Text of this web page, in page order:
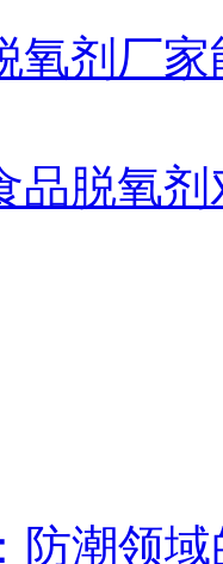
氧剂厂
品脱氧
防潮领